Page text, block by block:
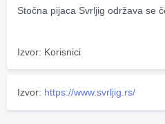
Stočna pijaca Svrljig održava se
Izvor: Korisnici
Izvor: https://www.svrljig.rs/